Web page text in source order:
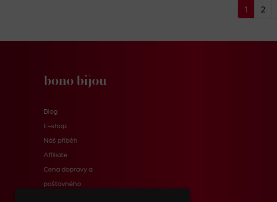
1 2
Blog
E-shop
Náš příběh
Affiliate
Cena dopravy a
poštovného